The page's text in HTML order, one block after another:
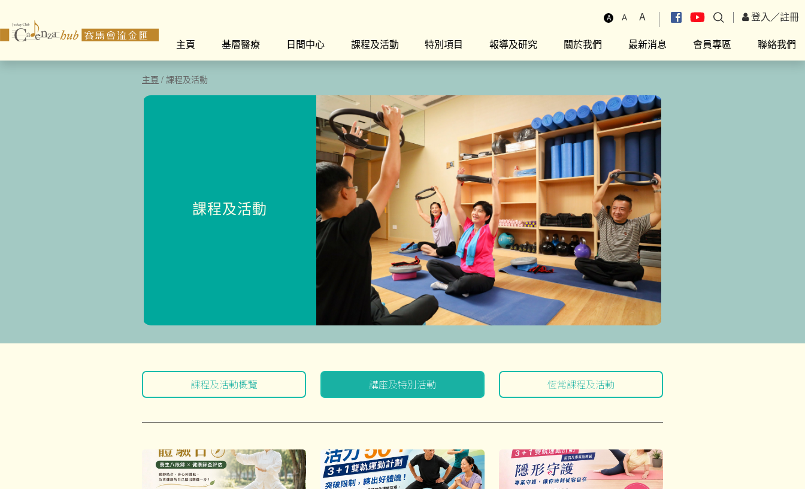
A A A 登入／註冊
主頁
基層醫療 日間中心 課程及活動 特別項目 報導及研究 關於我們 最新消息 會員專區 聯絡我們
主頁 / 課程及活動
課程及活動
課程及活動概覽 講座及特別活動 恆常課程及活動